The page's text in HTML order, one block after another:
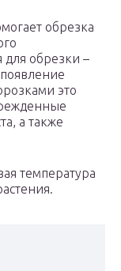
обрезка
обрезки –
это
а также
температура